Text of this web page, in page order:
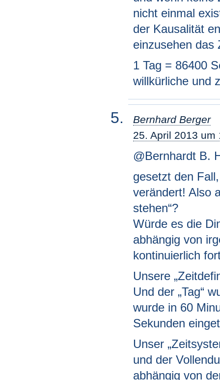
nicht einmal
der Kausalität
einzusehen das
1 Tag = 86400
willkürliche und
Bernhard Berger
25. April 2013 um
@Bernhardt B.
gesetzt den
verändert! Also
stehen“?
Würde es die
abhängig von
kontinuierlich
Unsere
Und der „Tag“
wurde in 60
Sekunden
Unser
und der
abhängig von